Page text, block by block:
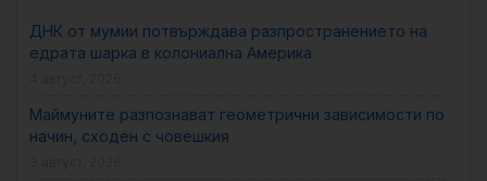
ДНК от мумии потвърждава разпространението на
едрата шарка в колониална Америка
Маймуните разпознават геометрични зависимости по
начин, сходен с човешкия